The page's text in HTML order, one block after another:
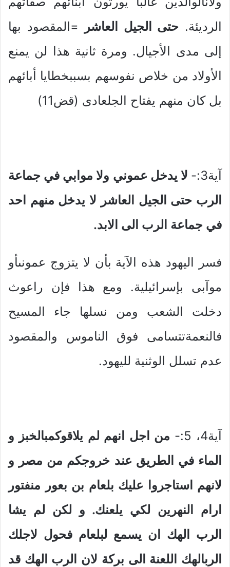
الرديئة. حتى الجيل العاشر
=المقصود بها
إلى مدى الأجيال. ومرة ثانية هذا لن يمنع
الأولاد من خلاص نفوسهم بسببخطايا أبائهم
بل كان منهم يفتاح الجلعادى (قض11)
آية3:-
لا يدخل عموني ولا موابي في جماعة
الرب حتى الجيل العاشر لا يدخل منهم احد
في جماعة الرب الى الابد.
فسر اليهود هذه الآية بأن لا يتزوج عمونىأو
موآبى بإسرائيلية. ومع هذا فإن راعوث
دخلت الشعب ومن نسلها جاء المسيح
فالنعمةتتسامى فوق الناموس والمقصود
عدم تسلل الوثنية لليهود.
آية4، 5:-
من اجل انهم لم يلاقوكمبالخبز و
الماء في الطريق عند خروجكم من مصر و
لانهم استاجروا عليك بلعام بن بعور منفتور
ارام النهرين لكي يلعنك. و لكن لم يشا
الرب الهك ان يسمع لبلعام فحول لاجلك
الربالهك اللعنة الى بركة لان الرب الهك قد